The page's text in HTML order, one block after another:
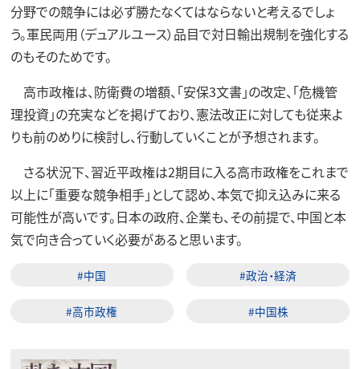
分野での競争には必ず勝たなくてはならないと考えるでしょ
う。軍民両用（デュアルユース）品目で対日輸出規制を強化する
のもそのためです。
高市政権は、防衛費の増額、「安保3文書」の改定、「危機管
理投資」の充実などを掲げており、憲法改正に対しても従来よ
りも前のめりに検討し、行動していくことが予想されます。
さる状況下、習近平政権は2期目に入る高市政権をこれまで
以上に「重要な競争相手」として認め、本気で抑え込みに来る
可能性が高いです。日本の政府、企業も、その前提で、中国と本
気で向き合っていく必要があると思います。
#中国 #政治・経済
#高市政権 #中国株